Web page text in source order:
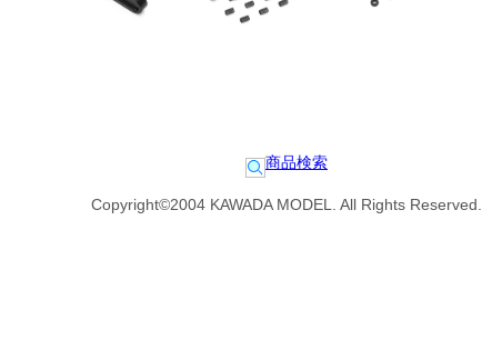
商品検索
Copyright©2004 KAWADA MODEL. All Rights Reserved.